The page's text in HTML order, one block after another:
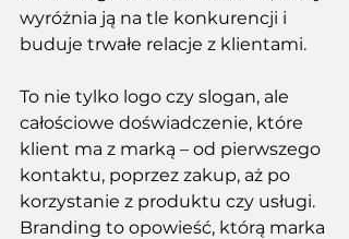
wyróżnia ją na tle konkurencji i
buduje trwałe relacje z klientami.
To nie tylko logo czy slogan, ale
całościowe doświadczenie, które
klient ma z marką – od pierwszego
kontaktu, poprzez zakup, aż po
korzystanie z produktu czy usługi.
Branding to opowieść, którą marka